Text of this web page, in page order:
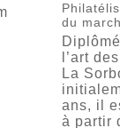
du
l’art
La
ans, il
à partir